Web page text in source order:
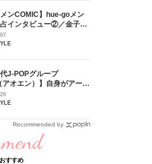
メンCOMIC】hue-goメン
インタビュー②／金子玄
をズバーッと言葉にでき
せ〜」
代J-POPグループ
オエン）】自身がアーテ
目指すきかっけとなった
―― 新曲「青春インクレ
Recommended by
すすめ